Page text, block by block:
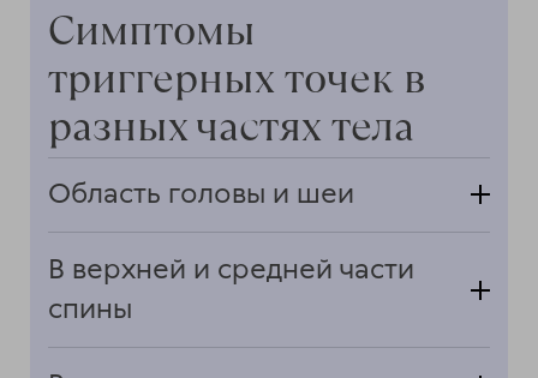
Симптомы
триггерных точек в
разных частях тела
Область головы и шеи
Головные боли;
Тиннитус (звон в ушах);
Боль в челюсти;
Зрительные нарушения;
Кривошея;
В верхней и средней части
спины
Продолжительная колющая боль между